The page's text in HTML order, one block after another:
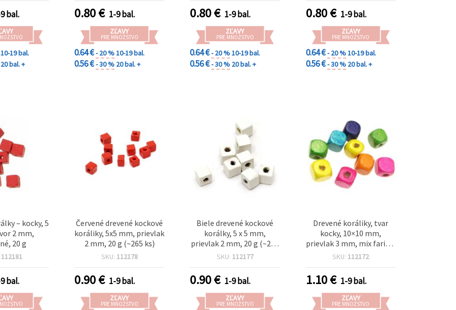
bal.
10-19 bal.
20 bal. +
0.80€ 1-9 bal.
ZĽAVY
PRE MNOŽSTVO
0.64 €- 20 %10-19 bal.
0.56 €- 30 % 20 bal. +
0.80€ 1-9 bal.
ZĽAVY
PRE MNOŽSTVO
0.64 €- 20 %10-19 bal.
0.56 €- 30 % 20 bal. +
náhrdelníkov a DIY
tvorenie
0.80€ 1-9 bal.
ZĽAVY
PRE MNOŽSTVO
0.64 €- 20 %10-19 bal.
0.56 €- 30 % 20 bal. +
– kocky, 5
2 mm,
20 g
112181
bal.
Červené drevené kockové
koráliky, 5x5 mm, prievlak
2 mm, 20 g (~265 ks)
SKU: 112178
0.90€ 1-9 bal.
ZĽAVY
PRE MNOŽSTVO
Biele drevené kockové
korálky, 5 x 5 mm,
prievlak 2 mm, 20 g (~210
ks) – na šperky, náramky,
dekorácie
SKU: 112177
0.90€ 1-9 bal.
ZĽAVY
PRE MNOŽSTVO
Drevené koráliky, tvar
kocky, 10×10 mm,
prievlak 3 mm, mix farieb,
50 g (~100 ks)
SKU: 112172
1.10€ 1-9 bal.
ZĽAVY
PRE MNOŽSTVO